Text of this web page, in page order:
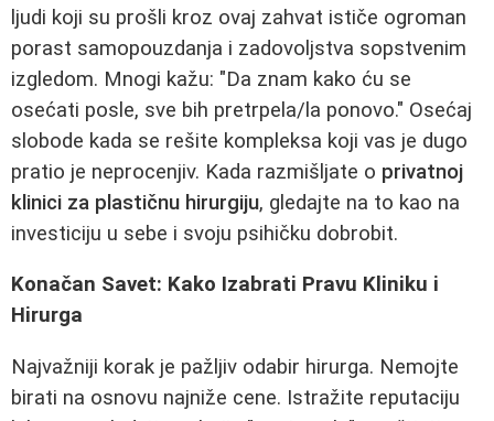
ljudi koji su prošli kroz ovaj zahvat ističe ogroman
porast samopouzdanja i zadovoljstva sopstvenim
izgledom. Mnogi kažu: "Da znam kako ću se
osećati posle, sve bih pretrpela/la ponovo." Osećaj
slobode kada se rešite kompleksa koji vas je dugo
pratio je neprocenjiv. Kada razmišljate o privatnoj
klinici za plastičnu hirurgiju, gledajte na to kao na
investiciju u sebe i svoju psihičku dobrobit.
Konačan Savet: Kako Izabrati Pravu Kliniku i
Hirurga
Najvažniji korak je pažljiv odabir hirurga. Nemojte
birati na osnovu najniže cene. Istražite reputaciju